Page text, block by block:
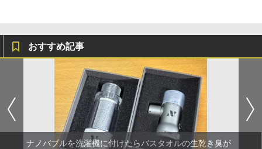
おすすめ記事
ナノバブルを洗濯機に付けたらバスタオルの生乾き臭が